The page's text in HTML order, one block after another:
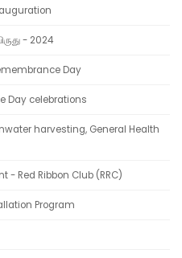
- 2024
Day
Day celebrations
harvesting, General Health
Red Ribbon Club (RRC)
Program